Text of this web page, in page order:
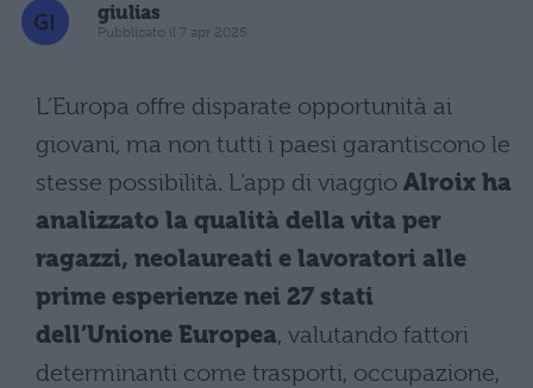
giulias
Pubblicato il 7 apr 2025
L’Europa offre disparate opportunità ai
giovani, ma non tutti i paesi garantiscono le
stesse possibilità. L’app di viaggio Alroix ha
analizzato la qualità della vita per
ragazzi, neolaureati e lavoratori alle
prime esperienze nei 27 stati
dell’Unione Europea, valutando fattori
determinanti come trasporti, occupazione,